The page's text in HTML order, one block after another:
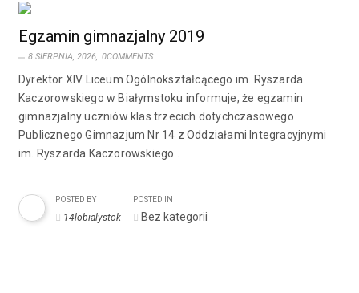
Egzamin gimnazjalny 2019
8 SIERPNIA, 2026, 0COMMENTS
Dyrektor XIV Liceum Ogólnokształcącego im. Ryszarda
Kaczorowskiego w Białymstoku informuje, że egzamin
gimnazjalny uczniów klas trzecich dotychczasowego
Publicznego Gimnazjum Nr 14 z Oddziałami Integracyjnymi
im. Ryszarda Kaczorowskiego..
POSTED BY
14lobialystok
POSTED IN
Bez kategorii